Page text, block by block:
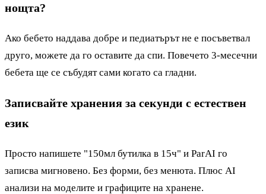
нощта?
Ако бебето наддава добре и педиатърът не е посъветвал
друго, можете да го оставите да спи. Повечето 3-месечни
бебета ще се събудят сами когато са гладни.
Записвайте хранения за секунди с естествен
език
Просто напишете "150мл бутилка в 15ч" и ParAI го
записва мигновено. Без форми, без менюта. Плюс AI
анализи на моделите и графиците на хранене.